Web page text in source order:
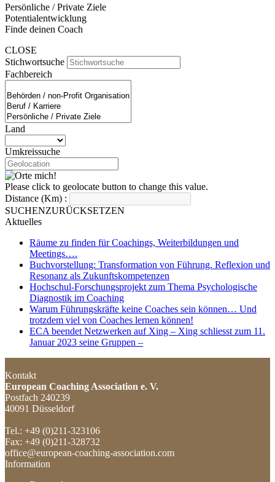
Persönliche / Private Ziele
Potentialentwicklung
Finde deinen Coach
CLOSE
Stichwortsuche
Fachbereich
Land
Umkreissuche
Please click to geolocate button to change this value.
Distance (Km) :
SUCHENZURÜCKSETZEN
Aktuelles
Räume zu finden für Coachings, Weiterbildungen und
Meetings….
Buchvorstellung: Transformation von Führung. Reflexion und
Resonanz als Zukunftskompetenzen
Hochschul-Forschungsprojekt zum Thema Psychologische
Diagnostik im Coaching
Warum Führungskräfte keine Coaches sein können… Und
trotzdem viel von Coaches lernen können!
ECA beendet Netzwerken auf Xing – Xing schliesst zum 11.
Januar 2023 seine Gruppen –
Kontakt
European Coaching Association e. V.
Postfach 240239
40091 Düsseldorf
Tel.: +49 (0)211-323106
Fax: +49 (0)211-328732
office@european-coaching-association.com
Information